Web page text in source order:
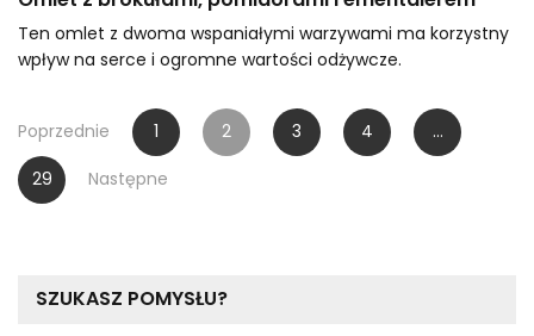
Ten omlet z dwoma wspaniałymi warzywami ma korzystny
wpływ na serce i ogromne wartości odżywcze.
Stronicowanie
wpisów
Poprzednie 1 2 3 4
…
29
Następne
SZUKASZ POMYSŁU?